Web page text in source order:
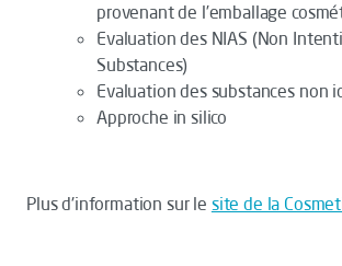
provenant de l’emballage
Evaluation des NIAS (Non
Substances)
Evaluation des substances non
Approche in silico
Plus d'information sur le site de la